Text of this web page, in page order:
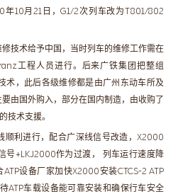
10月21日，G1/2次列车改为T801/802
技术给予中国，当时列车的维修工作需在
工程人员进行。后来广铁集团把整组
术，此后各级维修都是由广州东动车所及
由国外购入，部分在国内制造，由收购了
技术支援。
顺利进行，配合广深线信号改造，X2000
号+LKJ2000作为过渡， 列车运行速度降
设备厂家加快X2000安装CTCS-2 ATP
ATP车载设备能可靠安装和确保行车安全